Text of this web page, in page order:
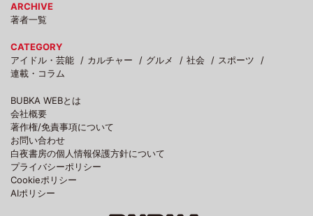
ARCHIVE
著者一覧
CATEGORY
アイドル・芸能
カルチャー グルメ 社会
スポーツ
連載・コラム
BUBKA WEBとは
会社概要
著作権/免責事項について
お問い合わせ
白夜書房の個人情報保護方針について
プライバシーポリシー
Cookieポリシー
AIポリシー